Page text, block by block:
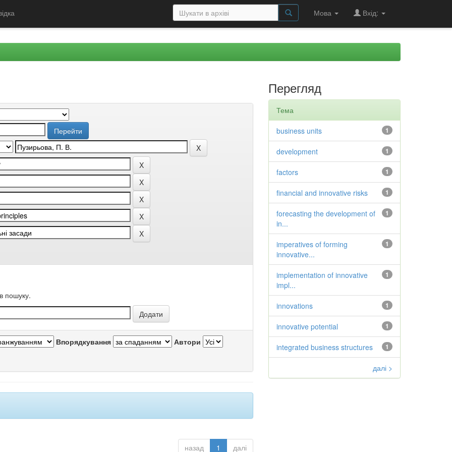
Мова Вхід:
пошуку.
Впорядкування Автори
назад 1 далі
Перегляд
Тема
1
business units
1
development
1
factors
1
financial and innovative risks
1
forecasting the development of
in...
1
imperatives of forming
innovative...
1
implementation of innovative
impl...
1
innovations
1
innovative potential
1
integrated business structures
далі >